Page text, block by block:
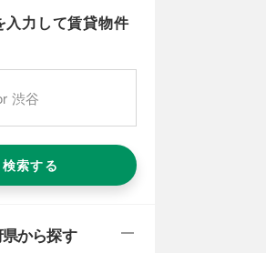
入力して賃貸物件
検索する
から探す